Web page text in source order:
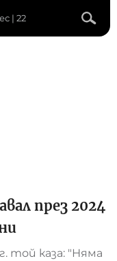
| 22
през 2024
той каза: "Няма